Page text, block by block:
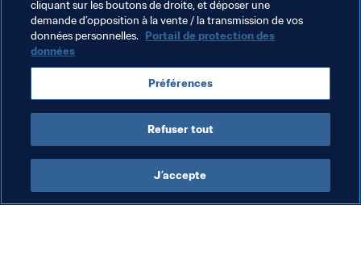
Thèmes en lien
Coupe du Monde U-17 de la FIFA, Brésil 2019™
cliquant sur les boutons de droite, et déposer une
demande d’opposition à la vente / la transmission de vos
données personnelles. Portail de protection des
données
Préférences
Refuser tout
J’accepte